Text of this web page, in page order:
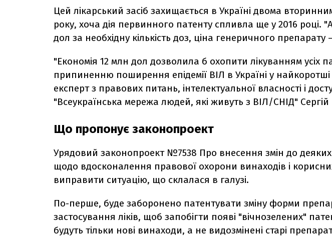
Цей лікарський засіб захищається в Україні двома
року, хоча дія первинного патенту спливла ще у 2016 році.
дол за необхідну кількість доз, ціна генеричного
"Економія 12 млн дол дозволила б охопити лікуванням усіх
припиненню поширення епідемії ВІЛ в Україні у
експерт з правових питань, інтелектуальної власності і
"Всеукраїнська мережа людей, які живуть з ВІЛ/СНІД"
Що пропонує законопроект
Урядовий законопроект №7538 Про внесення змін до
щодо вдосконалення правової охорони винаходів і
виправити ситуацію, що склалася в галузі.
По-перше, буде заборонено патентувати зміну форми
застосування ліків, щоб запобігти появі "вічнозелених"
будуть тільки нові винаходи, а не видозмінені старі